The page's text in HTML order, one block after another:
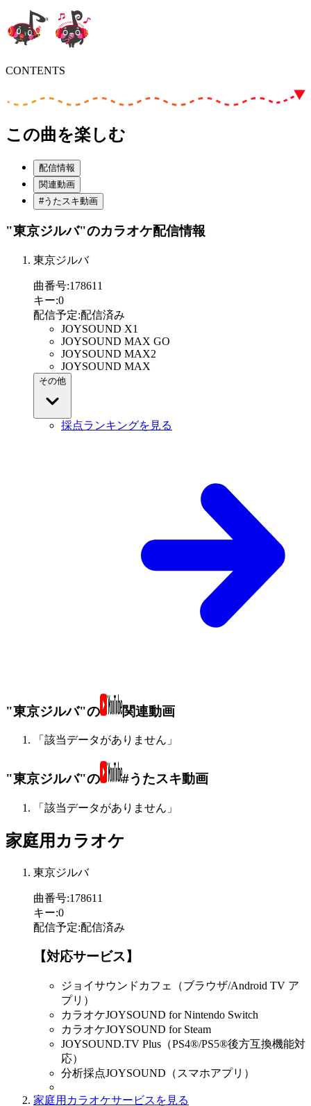
CONTENTS
この曲を楽しむ
配信情報
関連動画
#うたスキ動画
"東京ジルバ"のカラオケ配信情報
東京ジルバ
曲番号:178611
キー:0
配信予定:配信済み
JOYSOUND X1
JOYSOUND MAX GO
JOYSOUND MAX2
JOYSOUND MAX
その他
採点ランキングを見る
"東京ジルバ"の 関連動画
「該当データがありません」
"東京ジルバ"の #うたスキ動画
「該当データがありません」
家庭用カラオケ
東京ジルバ
曲番号:178611
キー:0
配信予定:配信済み
【対応サービス】
ジョイサウンドカフェ（ブラウザ/Android TV ア
プリ）
カラオケJOYSOUND for Nintendo Switch
カラオケJOYSOUND for Steam
JOYSOUND.TV Plus（PS4®/PS5®後方互換機能対
応）
分析採点JOYSOUND（スマホアプリ）
家庭用カラオケサービスを見る